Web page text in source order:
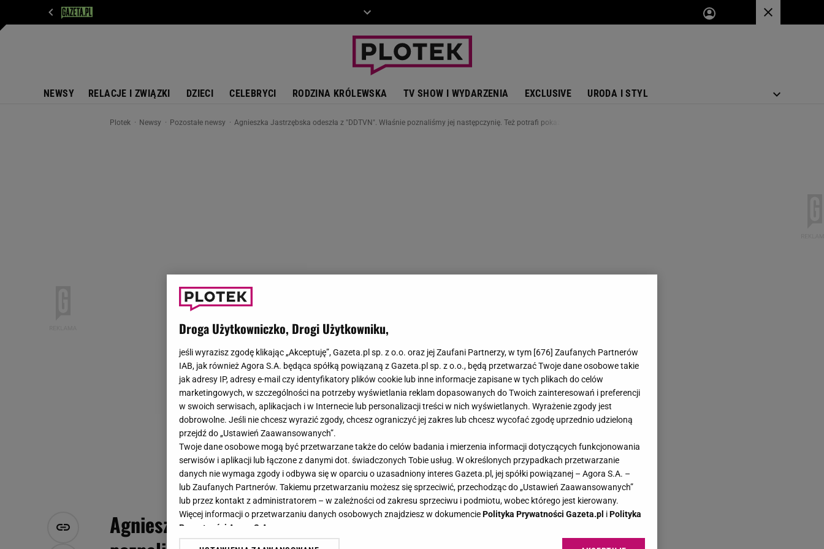
NEWSY RELACJE I ZWIĄZKI DZIECI CELEBRYCI RODZINA KRÓLEWSKA TV SHOW I WYDARZENIA EXCLUSIVE URODA I STYL
Plotek Newsy Pozostałe newsy Agnieszka Jastrzębska odeszła z "DDTVN". Właśnie poznaliśmy jej następczynię. Też potrafi pokazać pazurki
Agnieszka Jastrzębska odeszła z "DDTVN". Właśnie
Droga Użytkowniczko, Drogi Użytkowniku,
jeśli wyrazisz zgodę klikając „Akceptuję”, Gazeta.pl sp. z o.o. oraz jej Zaufani Partnerzy, w tym [676] Zaufanych Partnerów
IAB, jak również Agora S.A. będąca spółką powiązaną z Gazeta.pl sp. z o.o., będą przetwarzać Twoje dane osobowe takie
jak adresy IP, adresy e-mail czy identyfikatory plików cookie lub inne informacje zapisane w tych plikach do celów
marketingowych, w szczególności na potrzeby wyświetlania reklam dopasowanych do Twoich zainteresowań i preferencji
w swoich serwisach, aplikacjach i w Internecie lub personalizacji treści w nich wyświetlanych. Wyrażenie zgody jest
dobrowolne. Jeśli nie chcesz wyrazić zgody, chcesz ograniczyć jej zakres lub chcesz wycofać zgodę uprzednio udzieloną
przejdź do „Ustawień Zaawansowanych”.
Twoje dane osobowe mogą być przetwarzane także do celów badania i mierzenia informacji dotyczących funkcjonowania
serwisów i aplikacji lub łączone z danymi dot. świadczonych Tobie usług. W określonych przypadkach przetwarzanie
danych nie wymaga zgody i odbywa się w oparciu o uzasadniony interes Gazeta.pl, jej spółki powiązanej – Agora S.A. –
lub Zaufanych Partnerów. Takiemu przetwarzaniu możesz się sprzeciwić, przechodząc do „Ustawień Zaawansowanych”
lub przez kontakt z administratorem – w zależności od zakresu sprzeciwu i podmiotu, wobec którego jest kierowany.
Więcej informacji o przetwarzaniu danych osobowych znajdziesz w dokumenciePolityka Prywatności Gazeta.pl iPolityka
Prywatności Agora S.A.